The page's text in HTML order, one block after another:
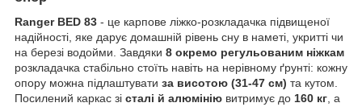
Ranger BED 83 - це карпове ліжко-розкладачка підвищеної
надійності, яке дарує домашній рівень сну в наметі, укритті чи
на березі водойми. Завдяки 8 окремо регульованим ніжкам
розкладачка стабільно стоїть навіть на нерівному ґрунті: кожну
опору можна підлаштувати за висотою (31-47 см) та кутом.
Посилений каркас зі сталі й алюмінію витримує до 160 кг , а